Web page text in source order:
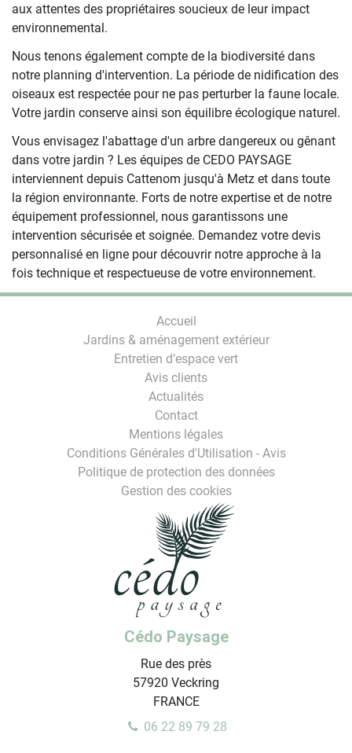
aux attentes des propriétaires soucieux de leur impact
environnemental.
Nous tenons également compte de la biodiversité dans
notre planning d'intervention. La période de nidification des
oiseaux est respectée pour ne pas perturber la faune locale.
Votre jardin conserve ainsi son équilibre écologique naturel.
Vous envisagez l'abattage d'un arbre dangereux ou gênant
dans votre jardin ? Les équipes de CEDO PAYSAGE
interviennent depuis Cattenom jusqu'à Metz et dans toute
la région environnante. Forts de notre expertise et de notre
équipement professionnel, nous garantissons une
intervention sécurisée et soignée. Demandez votre devis
personnalisé en ligne pour découvrir notre approche à la
fois technique et respectueuse de votre environnement.
Accueil
Jardins & aménagement extérieur
Entretien d’espace vert
Avis clients
Actualités
Contact
Mentions légales
Conditions Générales d'Utilisation - Avis
Politique de protection des données
Gestion des cookies
Cédo Paysage
Rue des près
57920 Veckring
FRANCE
06 22 89 79 28